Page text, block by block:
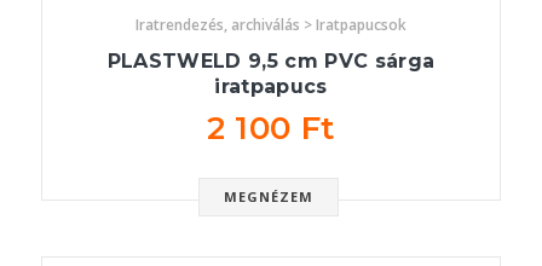
Iratrendezés, archiválás > Iratpapucsok
PLASTWELD 9,5 cm PVC sárga
iratpapucs
2 100 Ft
MEGNÉZEM